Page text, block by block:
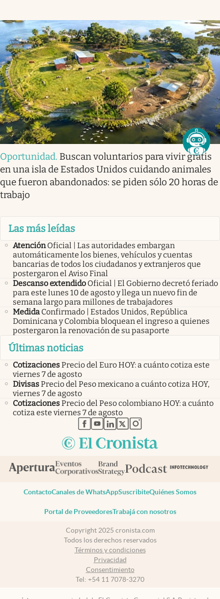
Oportunidad. Buscan voluntarios para vivir gratis
en una isla de Estados Unidos cuidando animales
que fueron abandonados: se piden sólo 20 horas de
trabajo
Las más leídas
Atención Oficial | Las autoridades embargan
automáticamente los bienes, vehículos y cuentas
bancarias de todos los ciudadanos y extranjeros que
postergaron el Aviso Final
Descanso extendido Oficial | El Gobierno decretó feriado
para este lunes 10 de agosto y llega un nuevo fin de
semana largo para millones de trabajadores
Medida Confirmado | Estados Unidos, República
Dominicana y Colombia bloquean el ingreso a quienes
postergaron la renovación de su pasaporte
Últimas noticias
CotizacionesPrecio del Euro HOY: a cuánto cotiza este
viernes 7 de agosto
DivisasPrecio del Peso mexicano a cuánto cotiza HOY,
viernes 7 de agosto
CotizacionesPrecio del Peso colombiano HOY: a cuánto
cotiza este viernes 7 de agosto
abre en nueva pestaña
abre en nueva pestaña
abre en nueva pestaña
abre en nueva pestaña
abre en nueva pestaña
ContactoCanales de WhatsAppSuscribiteQuiénes Somos
Portal de ProveedoresTrabajá con nosotros
Copyright 2025 cronista.com
Todos los derechos reservados
Términos y condiciones
Privacidad
Consentimiento
Tel: +54 11 7078-3270